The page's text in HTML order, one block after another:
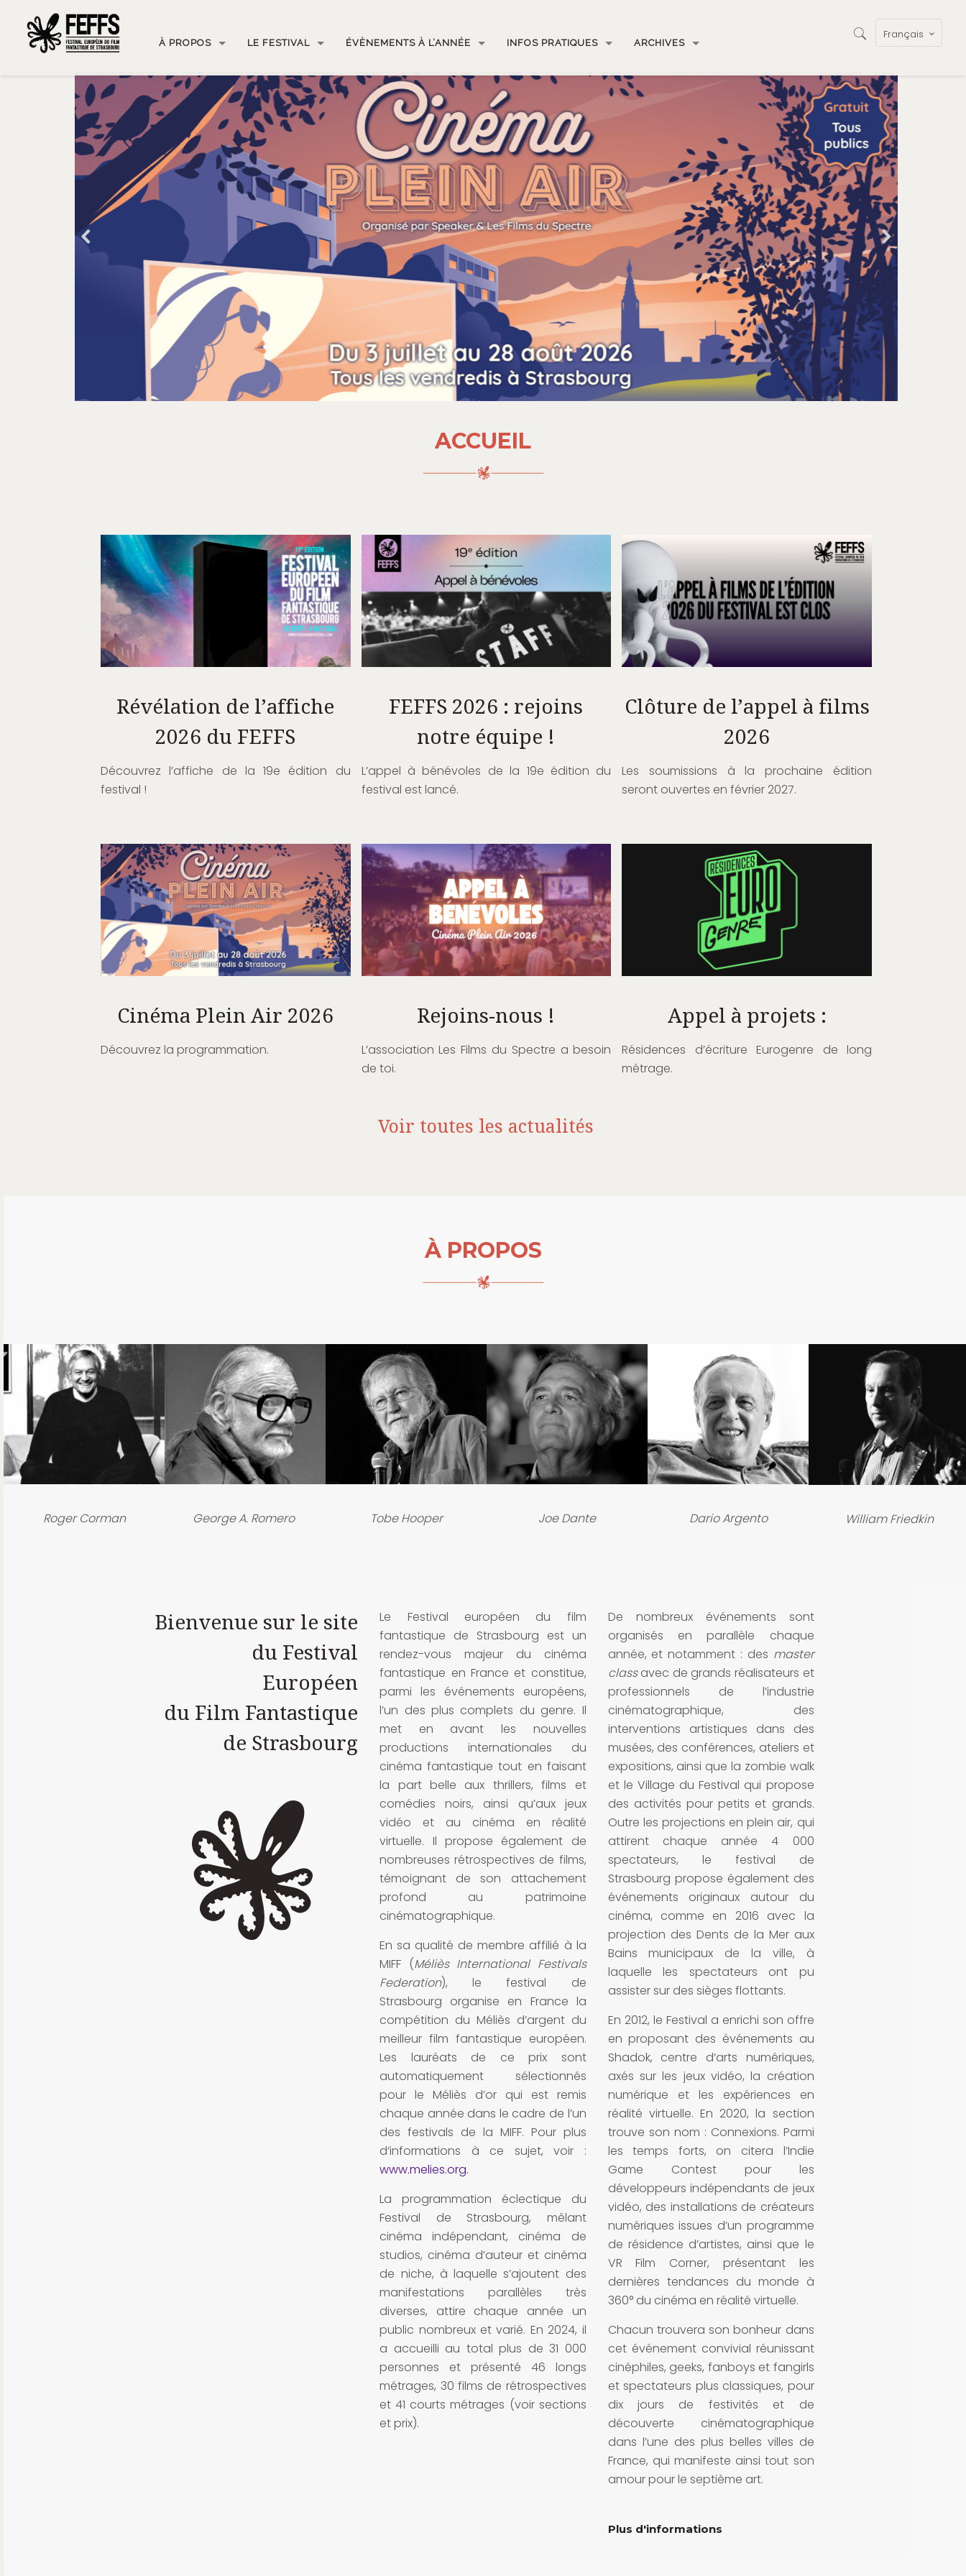
À PROPOS LE FESTIVAL ÉVÈNEMENTS À L’ANNÉE INFOS PRATIQUES ARCHIVES
Français
ACCUEIL
Révélation de l’affiche
2026 du FEFFS
Découvrez l’affiche de la 19e édition du
festival !
FEFFS 2026 : rejoins
notre équipe !
L’appel à bénévoles de la 19e édition du
festival est lancé.
Clôture de l’appel à films
2026
Les soumissions à la prochaine édition
seront ouvertes en février 2027.
Cinéma Plein Air 2026
Découvrez la programmation.
Rejoins-nous !
L’association Les Films du Spectre a besoin
de toi.
Appel à projets :
Résidences d’écriture Eurogenre de long
métrage.
Voir toutes les actualités
À PROPOS
Roger Corman George A. Romero Tobe Hooper Joe Dante Dario Argento William Friedkin
Bienvenue sur le site
du Festival
Européen
du Film Fantastique
de Strasbourg
Le Festival européen du film
fantastique de Strasbourg est un
rendez-vous majeur du cinéma
fantastique en France et constitue,
parmi les événements européens,
l’un des plus complets du genre. Il
met en avant les nouvelles
productions internationales du
cinéma fantastique tout en faisant
la part belle aux thrillers, films et
comédies noirs, ainsi qu’aux jeux
vidéo et au cinéma en réalité
virtuelle. Il propose également de
nombreuses rétrospectives de films,
témoignant de son attachement
profond au patrimoine
cinématographique.
En sa qualité de membre affilié à la
MIFF (Méliès International Festivals
Federation), le festival de
Strasbourg organise en France la
compétition du Méliès d’argent du
meilleur film fantastique européen.
Les lauréats de ce prix sont
automatiquement sélectionnés
pour le Méliès d’or qui est remis
chaque année dans le cadre de l’un
des festivals de la MIFF. Pour plus
d’informations à ce sujet, voir :
www.melies.org.
La programmation éclectique du
Festival de Strasbourg, mêlant
cinéma indépendant, cinéma de
studios, cinéma d’auteur et cinéma
de niche, à laquelle s’ajoutent des
manifestations parallèles très
diverses, attire chaque année un
public nombreux et varié. En 2024, il
a accueilli au total plus de 31 000
personnes et présenté 46 longs
métrages, 30 films de rétrospectives
et 41 courts métrages (voir sections
et prix).
De nombreux événements sont
organisés en parallèle chaque
année, et notamment : des master
classavec de grands réalisateurs et
professionnels de l’industrie
cinématographique, des
interventions artistiques dans des
musées, des conférences, ateliers et
expositions, ainsi que la zombie walk
et le Village du Festival qui propose
des activités pour petits et grands.
Outre les projections en plein air, qui
attirent chaque année 4 000
spectateurs, le festival de
Strasbourg propose également des
événements originaux autour du
cinéma, comme en 2016 avec la
projection des Dents de la Mer aux
Bains municipaux de la ville, à
laquelle les spectateurs ont pu
assister sur des sièges flottants.
En 2012, le Festival a enrichi son offre
en proposant des événements au
Shadok, centre d’arts numériques,
axés sur les jeux vidéo, la création
numérique et les expériences en
réalité virtuelle. En 2020, la section
trouve son nom : Connexions. Parmi
les temps forts, on citera l’Indie
Game Contest pour les
développeurs indépendants de jeux
vidéo, des installations de créateurs
numériques issues d’un programme
de résidence d’artistes, ainsi que le
VR Film Corner, présentant les
dernières tendances du monde à
360° du cinéma en réalité virtuelle.
Chacun trouvera son bonheur dans
cet événement convivial réunissant
cinéphiles, geeks, fanboys et fangirls
et spectateurs plus classiques, pour
dix jours de festivités et de
découverte cinématographique
dans l’une des plus belles villes de
France, qui manifeste ainsi tout son
amour pour le septième art.
Plus d'informations